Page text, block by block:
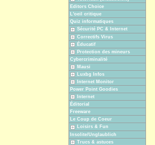
Editors Choice
L'oeil critique
Quiz informatiques
Sécurité PC & Internet
Correctifs Virus
Éducatif
Protection des mineurs
Cybercriminalité
Mausi
Luxbg Infos
Internet Monitor
Power Point Goodies
Internet
Éditorial
Freeware
Le Coup de Coeur
Loisirs & Fun
Insolite/Unglaublich
Trucs & astuces